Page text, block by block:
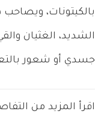
بالكيتونات،
الشديد، الغثيان
جسدي أو شعور
اقرأ المزيد من